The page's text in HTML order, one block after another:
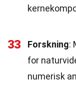
33 Forskning:
for
numerisk